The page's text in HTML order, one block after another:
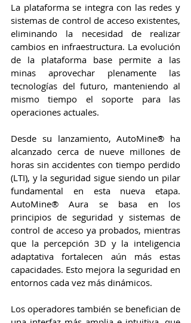
La plataforma se integra con las redes y
sistemas de control de acceso existentes,
eliminando la necesidad de realizar
cambios en infraestructura. La evolución
de la plataforma base permite a las
minas aprovechar plenamente las
tecnologías del futuro, manteniendo al
mismo tiempo el soporte para las
operaciones actuales.
Desde su lanzamiento, AutoMine® ha
alcanzado cerca de nueve millones de
horas sin accidentes con tiempo perdido
(LTI), y la seguridad sigue siendo un pilar
fundamental en esta nueva etapa.
AutoMine® Aura se basa en los
principios de seguridad y sistemas de
control de acceso ya probados, mientras
que la percepción 3D y la inteligencia
adaptativa fortalecen aún más estas
capacidades. Esto mejora la seguridad en
entornos cada vez más dinámicos.
Los operadores también se benefician de